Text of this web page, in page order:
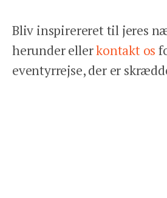
Bliv inspirereret til jeres
herunder ellerkontakt os
eventyrrejse, der er
Facebook